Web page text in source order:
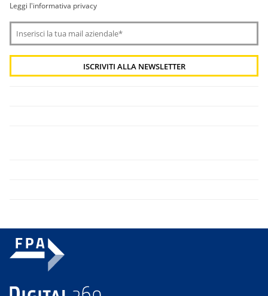
Leggi l'informativa privacy